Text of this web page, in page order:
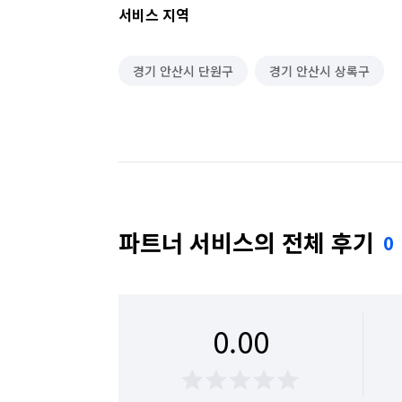
서비스 지역
경기 안산시 단원구 경기 안산시 상록구
파트너 서비스의 전체 후기 0
0.00